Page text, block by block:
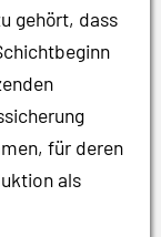
gehört, dass
für deren
als